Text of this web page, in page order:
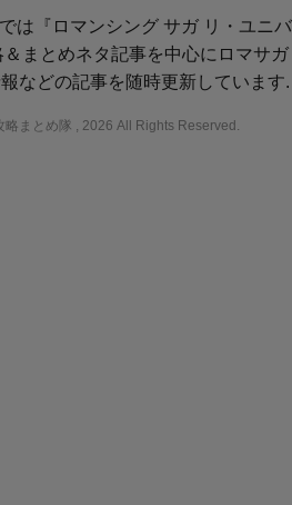
は『ロマンシング サガ リ・ユニバ
まとめネタ記事を中心にロマサガ
などの記事を随時更新しています.
まとめ隊 , 2026 All Rights Reserved.